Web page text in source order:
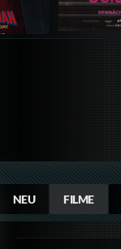
NEU FILME